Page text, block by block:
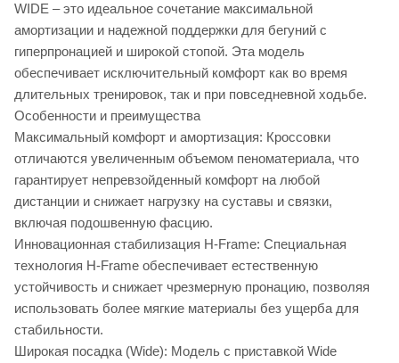
WIDE – это идеальное сочетание максимальной
амортизации и надежной поддержки для бегуний с
гиперпронацией и широкой стопой. Эта модель
обеспечивает исключительный комфорт как во время
длительных тренировок, так и при повседневной ходьбе.
Особенности и преимущества
Максимальный комфорт и амортизация: Кроссовки
отличаются увеличенным объемом пеноматериала, что
гарантирует непревзойденный комфорт на любой
дистанции и снижает нагрузку на суставы и связки,
включая подошвенную фасцию.
Инновационная стабилизация H-Frame: Специальная
технология H-Frame обеспечивает естественную
устойчивость и снижает чрезмерную пронацию, позволяя
использовать более мягкие материалы без ущерба для
стабильности.
Широкая посадка (Wide): Модель с приставкой Wide